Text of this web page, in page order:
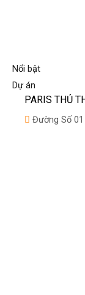
Nổi bật
Dự án
PARIS THỦ
Đường Số